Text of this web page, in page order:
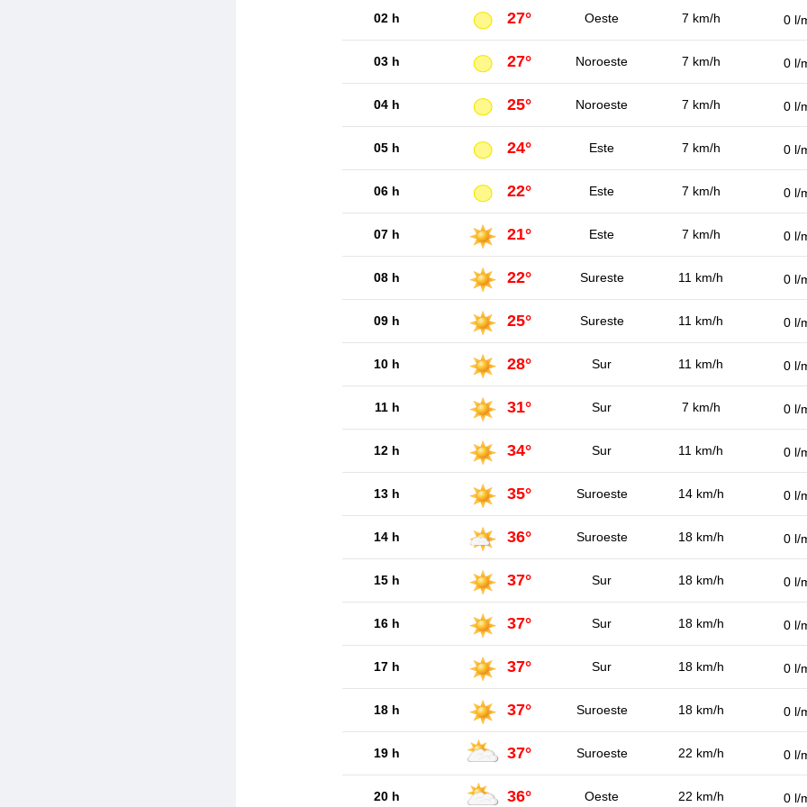
02 h 27° Oeste 7 km/h 0 l/
03 h 27° Noroeste 7 km/h 0 l/
04 h 25° Noroeste 7 km/h 0 l/
05 h 24° Este 7 km/h 0 l/
06 h 22° Este 7 km/h 0 l/
07 h 21° Este 7 km/h 0 l/
08 h 22° Sureste 11 km/h 0 l/
09 h 25° Sureste 11 km/h 0 l/
10 h 28° Sur 11 km/h 0 l/
11 h 31° Sur 7 km/h 0 l/
12 h 34° Sur 11 km/h 0 l/
13 h 35° Suroeste 14 km/h 0 l/
14 h 36° Suroeste 18 km/h 0 l/
15 h 37° Sur 18 km/h 0 l/
16 h 37° Sur 18 km/h 0 l/
17 h 37° Sur 18 km/h 0 l/
18 h 37° Suroeste 18 km/h 0 l/
19 h 37° Suroeste 22 km/h 0 l/
20 h 36° Oeste 22 km/h 0 l/